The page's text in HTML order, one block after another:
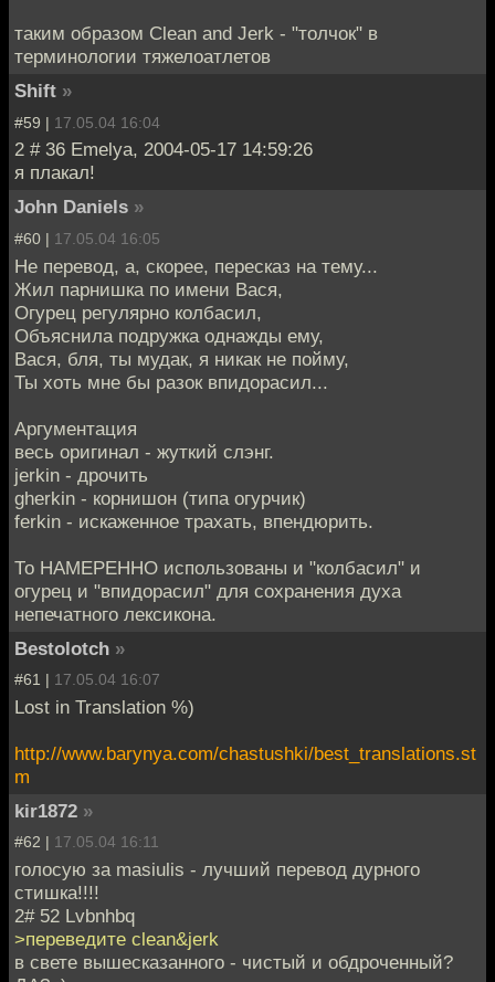
таким образом Clean and Jerk - "толчок" в
терминологии тяжелоатлетов
Shift »
#59 | 17.05.04 16:04
2 # 36 Emelya, 2004-05-17 14:59:26
я плакал!
John Daniels »
#60 | 17.05.04 16:05
Не перевод, а, скорее, пересказ на тему...
Жил парнишка по имени Вася,
Огурец регулярно колбасил,
Объяснила подружка однажды ему,
Вася, бля, ты мудак, я никак не пойму,
Ты хоть мне бы разок впидорасил...
Аргументация
весь оригинал - жуткий слэнг.
jerkin - дрочить
gherkin - корнишон (типа огурчик)
ferkin - искаженное трахать, впендюрить.
То НАМЕРЕННО использованы и "колбасил" и
огурец и "впидорасил" для сохранения духа
непечатного лексикона.
Bestolotch »
#61 | 17.05.04 16:07
Lost in Translation %)
http://www.barynya.com/chastushki/best_translations.st
m
kir1872 »
#62 | 17.05.04 16:11
голосую за masiulis - лучший перевод дурного
стишка!!!!
2# 52 Lvbnhbq
>переведите clean&jerk
в свете вышесказанного - чистый и обдроченный?